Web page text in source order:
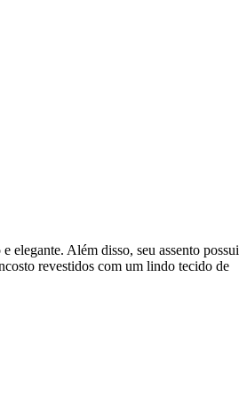
elegante. Além disso, seu assento possui
revestidos com um lindo tecido de